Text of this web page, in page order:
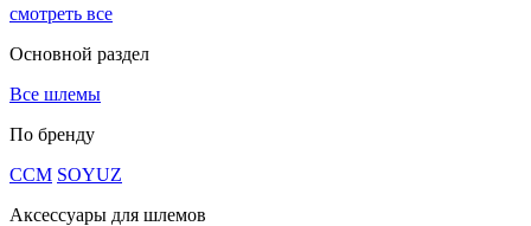
смотреть все
Основной раздел
Все шлемы
По бренду
CCM SOYUZ
Аксессуары для шлемов